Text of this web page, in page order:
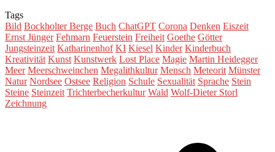
Tags
Bild Bockholter Berge Buch ChatGPT Corona Denken Eiszeit
Ernst Jünger Fehmarn Feuerstein Freiheit Goethe Götter
Jungsteinzeit Katharinenhof KI Kiesel Kinder Kinderbuch
Kreativität Kunst Kunstwerk Lost Place Magie Martin Heidegger
Meer Meerschweinchen Megalithkultur Mensch Meteorit Münster
Natur Nordsee Ostsee Religion Schule Sexualität Sprache Stein
Steine Steinzeit Trichterbecherkultur Wald Wolf-Dieter Storl
Zeichnung